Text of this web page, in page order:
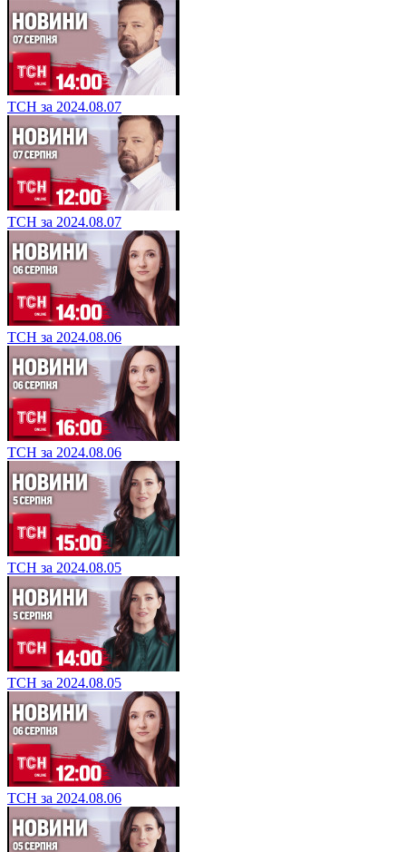
ТСН за 2024.08.07
ТСН за 2024.08.07
ТСН за 2024.08.06
ТСН за 2024.08.06
ТСН за 2024.08.05
ТСН за 2024.08.05
ТСН за 2024.08.06